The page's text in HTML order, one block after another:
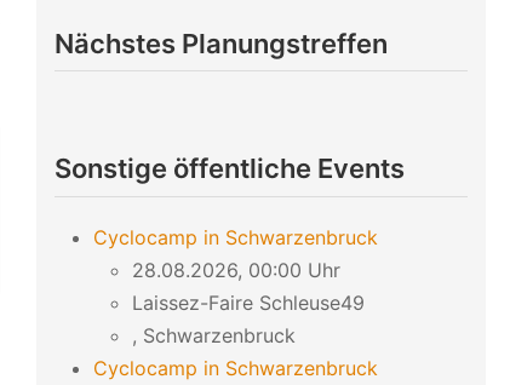
Nächstes Planungstreffen
Sonstige öffentliche Events
Cyclocamp in Schwarzenbruck
28.08.2026, 00:00 Uhr
Laissez-Faire Schleuse49
, Schwarzenbruck
Cyclocamp in Schwarzenbruck